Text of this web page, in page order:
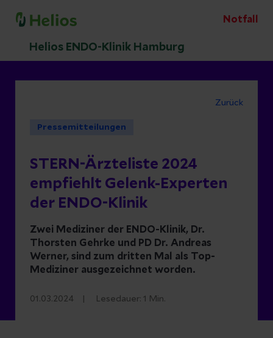
Notfall
Helios ENDO-Klinik Hamburg
Zurück
Pressemitteilungen
STERN-Ärzteliste 2024
empfiehlt Gelenk-Experten
der ENDO-Klinik
Zwei Mediziner der ENDO-Klinik, Dr.
Thorsten Gehrke und PD Dr. Andreas
Werner, sind zum dritten Mal als Top-
Mediziner ausgezeichnet worden.
01.03.2024 Lesedauer: 1 Min.